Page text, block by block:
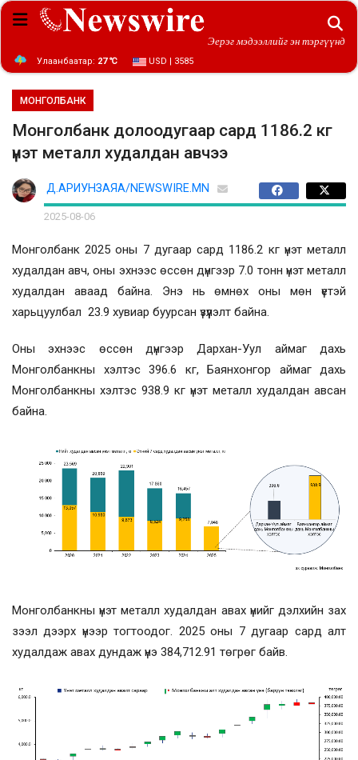
Эерэг мэдээллийг эн тэргүүнд
Улаанбаатар: 27 ℃ USD | 3585
МОНГОЛБАНК
Монголбанк долоодугаар сард 1186.2 кг
үнэт металл худалдан авчээ
Д.АРИУНЗАЯА/NEWSWIRE.MN
2025-08-06
Монголбанк 2025 оны 7 дугаар сард 1186.2 кг үнэт металл
худалдан авч, оны эхнээс өссөн дүнгээр 7.0 тонн үнэт металл
худалдан аваад байна. Энэ нь өмнөх оны мөн үетэй
харьцуулбал 23.9 хувиар буурсан үзүүлэлт байна.
Оны эхнээс өссөн дүнгээр Дархан-Уул аймаг дахь
Монголбанкны хэлтэс 396.6 кг, Баянхонгор аймаг дахь
Монголбанкны хэлтэс 938.9 кг үнэт металл худалдан авсан
байна.
Монголбанкны үнэт металл худалдан авах үнийг дэлхийн зах
зээл дээрх үнээр тогтоодог. 2025 оны 7 дугаар сард алт
худалдаж авах дундаж үнэ 384,712.91 төгрөг байв.